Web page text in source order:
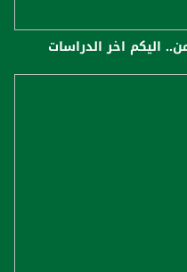
اليكم اخر الدراسات